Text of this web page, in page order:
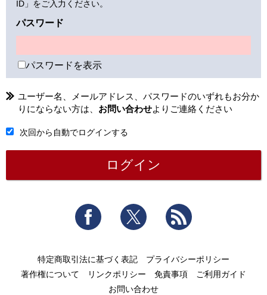
ID」をご入力ください。
パスワード
パスワードを表示
ユーザー名、メールアドレス、パスワードのいずれもお分か
りにならない方は、 お問い合わせよりご連絡ください
次回から自動でログインする
Facebook Twitter
特定商取引法に基づく表記
プライバシーポリシー
著作権について
リンクポリシー 免責事項
ご利用ガイド
お問い合わせ